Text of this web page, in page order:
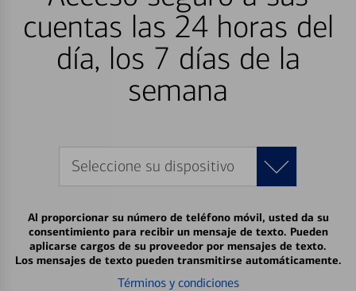
cuentas las 24 horas del
día, los 7 días de la
semana
Seleccione su dispositivo
Al proporcionar su número de teléfono móvil, usted da su
consentimiento para recibir un mensaje de texto. Pueden
aplicarse cargos de su proveedor por mensajes de texto.
Los mensajes de texto pueden transmitirse automáticamente.
Términos y condiciones